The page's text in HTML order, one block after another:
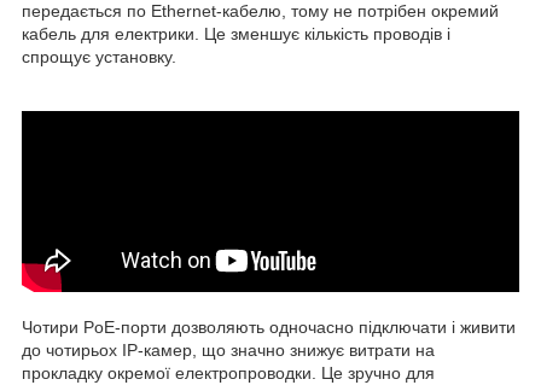
передається по Ethernet-кабелю, тому не потрібен окремий
кабель для електрики. Це зменшує кількість проводів і
спрощує установку.
Чотири PoE-порти дозволяють одночасно підключати і живити
до чотирьох IP-камер, що значно знижує витрати на
прокладку окремої електропроводки. Це зручно для